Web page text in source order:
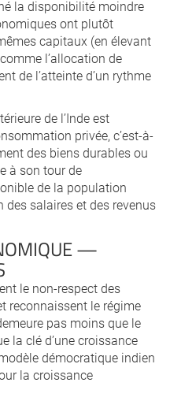
la disponibilité moindre
ont plutôt
capitaux (en élevant
l’allocation de
de l’atteinte d’un rythme
de l’Inde est
privée, c’est-à-
des biens durables ou
à son tour de
de la population
des salaires et des revenus
—
le non-respect des
reconnaissent le régime
pas moins que le
la clé d’une croissance
démocratique indien
la croissance